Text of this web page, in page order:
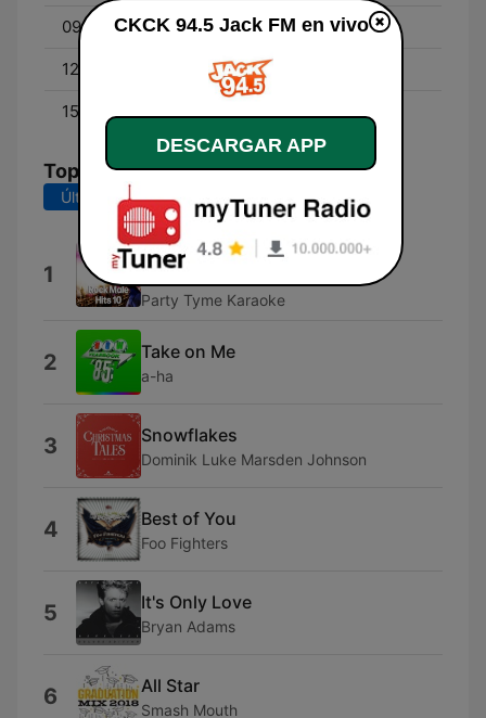
09:00 - 12:00 Colleen
12:00 - 15:00 Shack
15:00 - 18:00 Derek
Top Canciones
Últimos 7 días Últimos 30 días
1
Back In Black (Made Popular By
AC/DC) [Karaoke Version]
Party Tyme Karaoke
2 Take on Me
a-ha
3 Snowflakes
Dominik Luke Marsden Johnson
4 Best of You
Foo Fighters
5 It's Only Love
Bryan Adams
6 All Star
Smash Mouth
CKCK 94.5 Jack FM en vivo
DESCARGAR APP